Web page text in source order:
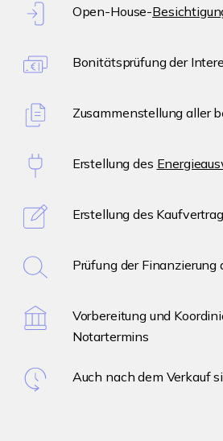
Open-House-
Bonitätsprüfung der
Zusammenstellung aller
Erstellung des
Erstellung des
Prüfung der Finanzierung
Vorbereitung und
Notartermins
Auch nach dem Verkauf